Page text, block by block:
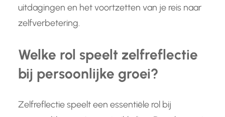
uitdagingen en het voortzetten van je reis naar
zelfverbetering.
Welke rol speelt zelfreflectie
bij persoonlijke groei?
Zelfreflectie speelt een essentiële rol bij